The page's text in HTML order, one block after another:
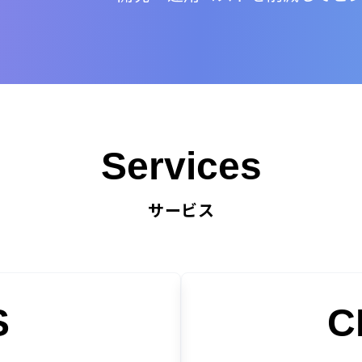
Services
サービス